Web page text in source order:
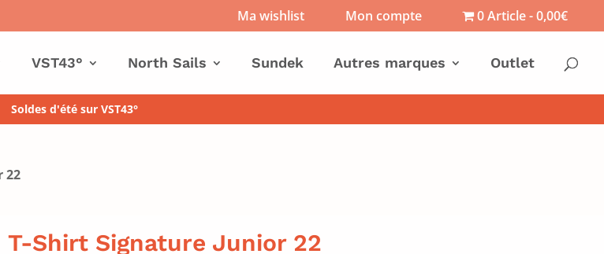
Ma wishlist Mon compte 0 Article 0,00€
VST43° North Sails Sundek Autres marques Outlet
Soldes d'été sur VST43°
22
T-Shirt Signature Junior 22